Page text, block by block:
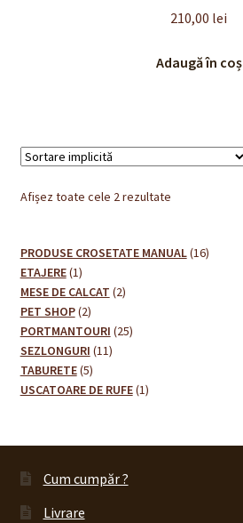
210,00 lei
Adaugă în coș
Afișez toate cele 2 rezultate
PRODUSE CROSETATE MANUAL 1616
ETAJERE 11
produs
MESE DE CALCAT 22
PET SHOP 22
produse
PORTMANTOURI 2525
SEZLONGURI 1111
TABURETE 55
produse
USCATOARE DE RUFE 11
Cum cumpăr ?
Livrare